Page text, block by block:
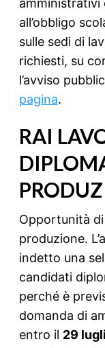
amministrativi
all’obbligo
sulle sedi di
richiesti, su
l’avviso
pagina.
RAI
Opportunità
produzione.
indetto una
candidati
perché è
domanda di
entro il 29